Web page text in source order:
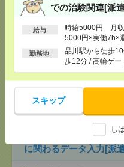
での治験関連[派
給与
時給5000円 月
5000円×実働7h×
10h ※月収例を
りません。※給与
勤務地
品川駅から徒歩
歩12分 / 高輪ゲー
スキップ
し
【在宅勤務OK】時給
[派遣]
時給3300円 月収例 54
実働7h40m×週5日×4週+残業
るものではありません。
[交通費]1ヶ月3万円を上限とし
[勤務地]水道橋駅から徒歩7分
飯田橋駅
時給1750円＊完全在宅
に関わるデータ入力[派